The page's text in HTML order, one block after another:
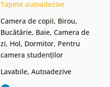
Tapete autoadezive
Camera de copii, Birou,
Bucătărie, Baie, Camera de
zi, Hol, Dormitor, Pentru
camera studenților
Lavabile, Autoadezive